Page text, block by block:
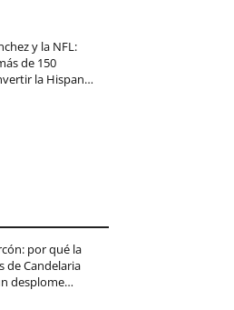
y la NFL:
de 150
la Hispan…
por qué la
de Candelaria
desplome…